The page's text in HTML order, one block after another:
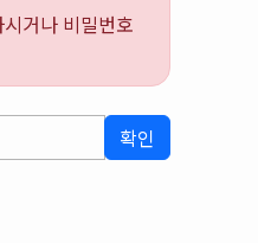
거나 비밀번호
확인